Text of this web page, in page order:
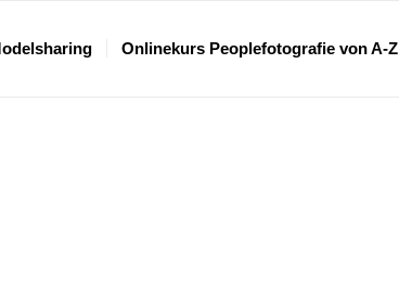
Onlinekurs Peoplefotografie von A-Z